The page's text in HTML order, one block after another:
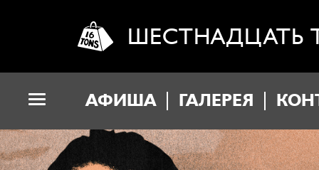
ШЕСТНАДЦАТЬ
АФИША ГАЛЕРЕЯ